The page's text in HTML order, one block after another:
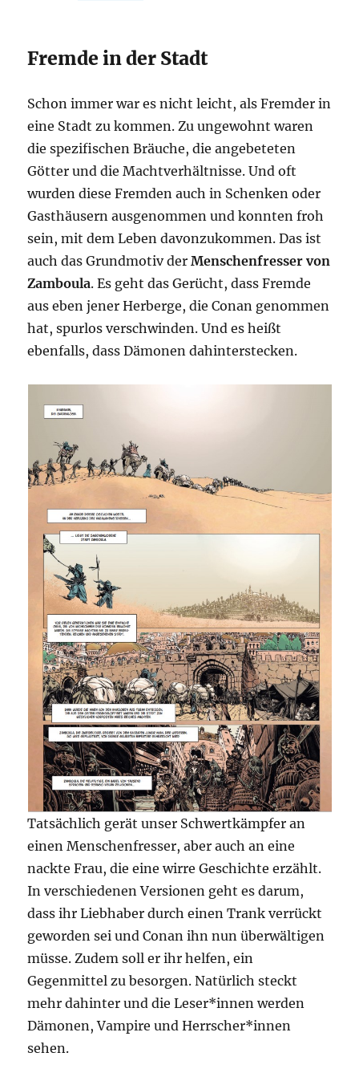
Fremde in der Stadt
Schon immer war es nicht leicht, als Fremder in
eine Stadt zu kommen. Zu ungewohnt waren
die spezifischen Bräuche, die angebeteten
Götter und die Machtverhältnisse. Und oft
wurden diese Fremden auch in Schenken oder
Gasthäusern ausgenommen und konnten froh
sein, mit dem Leben davonzukommen. Das ist
auch das Grundmotiv derMenschenfresser von
Zamboula. Es geht das Gerücht, dass Fremde
aus eben jener Herberge, die Conan genommen
hat, spurlos verschwinden. Und es heißt
ebenfalls, dass Dämonen dahinterstecken.
Tatsächlich gerät unser Schwertkämpfer an
einen Menschenfresser, aber auch an eine
nackte Frau, die eine wirre Geschichte erzählt.
In verschiedenen Versionen geht es darum,
dass ihr Liebhaber durch einen Trank verrückt
geworden sei und Conan ihn nun überwältigen
müsse. Zudem soll er ihr helfen, ein
Gegenmittel zu besorgen. Natürlich steckt
mehr dahinter und die Leser*innen werden
Dämonen, Vampire und Herrscher*innen
sehen.